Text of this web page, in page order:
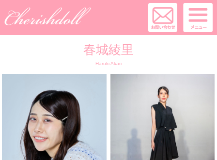
春城綾里
Haruki Akari